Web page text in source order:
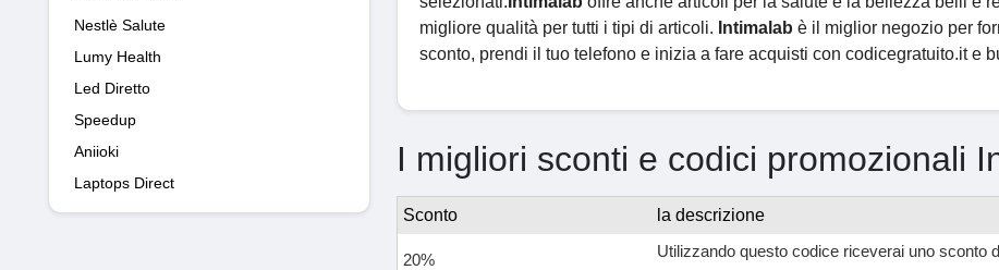
Nestlè Salute
Lumy Health
Led Diretto
Speedup
Aniioki
Laptops Direct
migliore qualità per tutti i tipi di articoli. Intimalab è il miglior negozio per
sconto, prendi il tuo telefono e inizia a fare acquisti con codicegratuito.it e
I migliori sconti e codici promozionali
Sconto la descrizione
20% Utilizzando questo codice riceverai uno sconto